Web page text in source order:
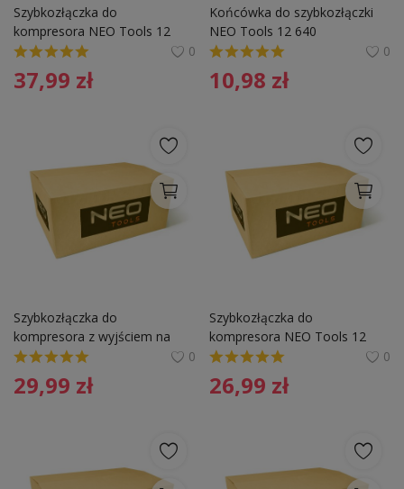
Szybkozłączka do
kompresora NEO Tools 12
631  z końcówką na wąż 8
mm
0
37,99 zł
Końcówka do szybkozłączki
NEO Tools 12 640
0
10,98 zł
Szybkozłączka do
kompresora z wyjściem na
wąż 12 mm NEO Tools 12
623
0
29,99 zł
Szybkozłączka do
kompresora NEO Tools 12
621  z wyjściem na wąż 8 mm0
26,99 zł